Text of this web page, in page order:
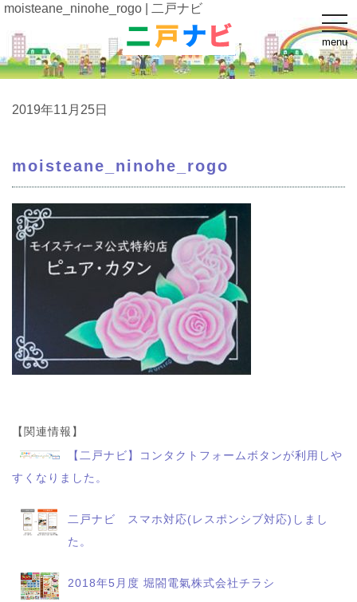
t
o
g
g
l
e
o
menu
moisteane_ninohe_rogo | 二戸ナビ
2019年11月25日
moisteane_ninohe_rogo
【関連情報】
【二戸ナビ】コンタクトフォームボタンが利用しや
すくなりました。
二戸ナビ スマホ対応(レスポンシブ対応)しまし
た。
2018年5月度 堀閤電氣株式会社チラシ